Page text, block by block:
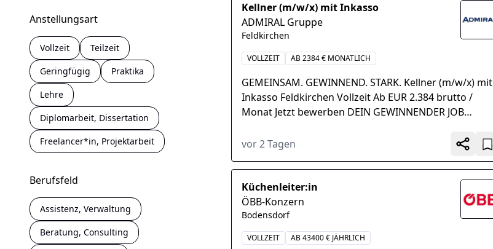
Anstellungsart
Vollzeit
Teilzeit
Geringfügig
Praktika
Lehre
Diplomarbeit, Dissertation
Freelancer*in, Projektarbeit
Berufsfeld
Assistenz, Verwaltung
Beratung, Consulting
Kellner (m/w/x) mit Inkasso
ADMIRAL Gruppe
Feldkirchen
VOLLZEIT AB 2384 € MONATLICH
GEMEINSAM. GEWINNEND. STARK. Kellner (m/w/x) mit
Inkasso Feldkirchen Vollzeit Ab EUR 2.384 brutto /
Monat Jetzt bewerben DEIN GEWINNENDER JOB
vor 2 Tagen
Küchenleiter:in
ÖBB-Konzern
Bodensdorf
VOLLZEIT AB 43400 € JÄHRLICH